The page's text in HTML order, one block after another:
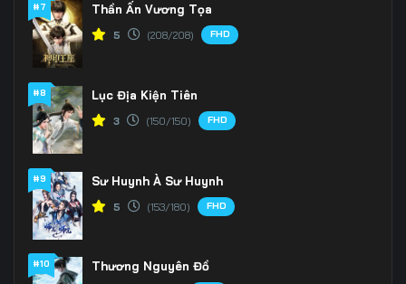
#7 Thần Ấn Vương Tọa
5 (208/208) FHD
#8 Lục Địa Kiện Tiên
3 (150/150) FHD
#9 Sư Huynh À Sư Huynh
5 (153/180) FHD
#10 Thương Nguyên Đồ